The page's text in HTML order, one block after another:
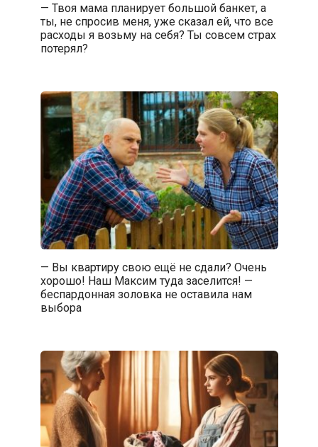
— Твоя мама планирует большой банкет, а
ты, не спросив меня, уже сказал ей, что все
расходы я возьму на себя? Ты совсем страх
потерял?
— Вы квартиру свою ещё не сдали? Очень
хорошо! Наш Максим туда заселится! —
беспардонная золовка не оставила нам
выбора